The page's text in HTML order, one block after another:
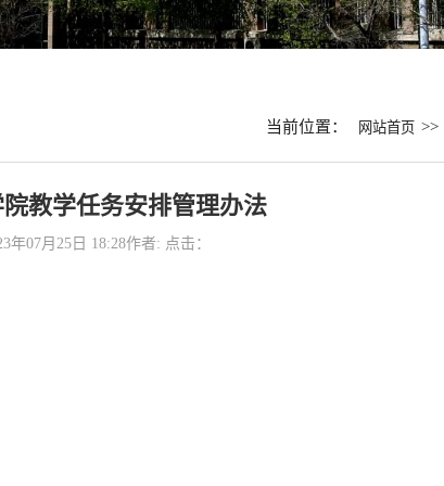
当前位置： 网站首页 >>
教学任务安排管理办法
年07月25日 18:28作者: 点击：